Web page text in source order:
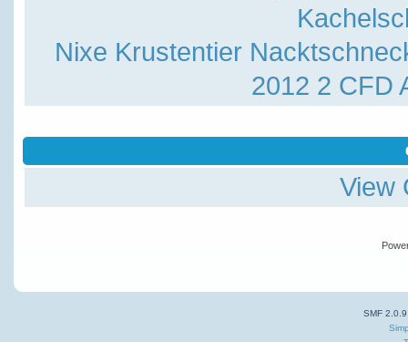
Nixe Krustentier
2012 2 CFD
View
SMF 2.0.9